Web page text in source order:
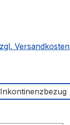
Versandkosten
Inkontinenzbezug